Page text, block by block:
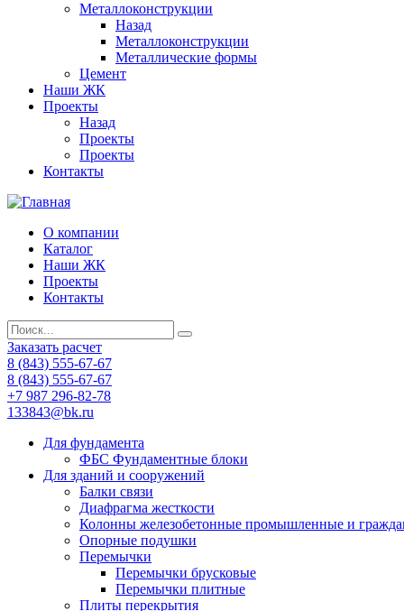
Металлоконструкции
Назад
Металлоконструкции
Металлические формы
Цемент
Наши ЖК
Проекты
Назад
Проекты
Проекты
Контакты
О компании
Каталог
Наши ЖК
Проекты
Контакты
Заказать расчет
8 (843) 555-67-67
8 (843) 555-67-67
+7 987 296-82-78
133843@bk.ru
Для фундамента
ФБС Фундаментные блоки
Для зданий и сооружений
Балки связи
Диафрагма жесткости
Колонны железобетонные промышленные и
Опорные подушки
Перемычки
Перемычки брусковые
Перемычки плитные
Плиты перекрытия